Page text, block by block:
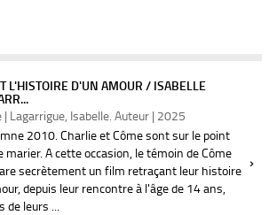
L'HISTOIRE D'UN AMOUR / ISABELLE
| Lagarrigue, Isabelle. Auteur | 2025
2010. Charlie et Côme sont sur le point
marier. A cette occasion, le témoin de Côme
secrètement un film retraçant leur histoire
depuis leur rencontre à l'âge de 14 ans,
leurs ...